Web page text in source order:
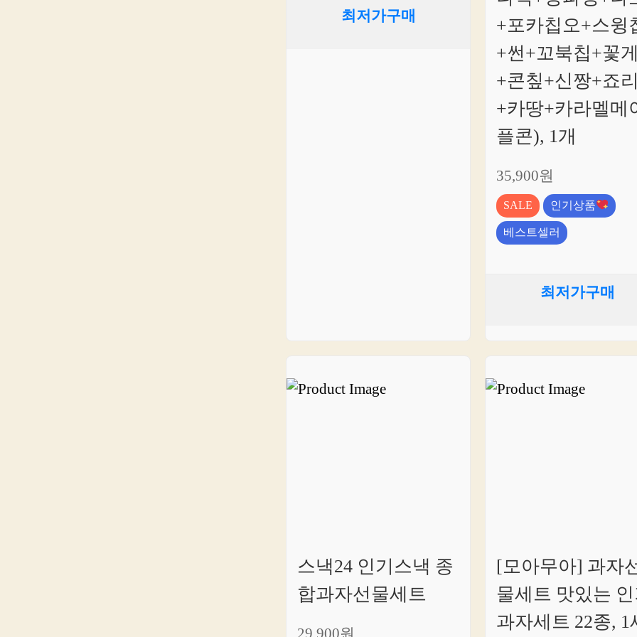
최저가구매
+포카칩오+스윙
+썬+꼬북칩+꽃
+콘칲+신짱+죠
+카땅+카라멜메
플콘), 1개
35,900원
SALE
인기상품
베스트셀러
최저가구매
스낵24 인기스낵 종
합과자선물세트
[모아무아] 과자
물세트 맛있는
과자세트 22종, 1